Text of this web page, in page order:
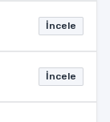
İncele
İncele